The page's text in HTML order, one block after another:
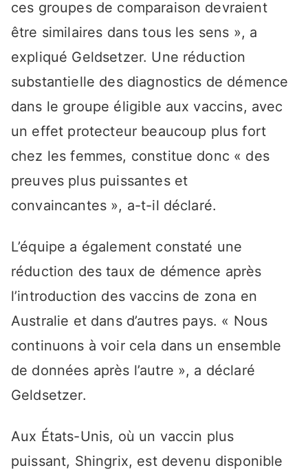
ces groupes de comparaison devraient
être similaires dans tous les sens », a
expliqué Geldsetzer. Une réduction
substantielle des diagnostics de démence
dans le groupe éligible aux vaccins, avec
un effet protecteur beaucoup plus fort
chez les femmes, constitue donc « des
preuves plus puissantes et
convaincantes », a-t-il déclaré.
L’équipe a également constaté une
réduction des taux de démence après
l’introduction des vaccins de zona en
Australie et dans d’autres pays. « Nous
continuons à voir cela dans un ensemble
de données après l’autre », a déclaré
Geldsetzer.
Aux États-Unis, où un vaccin plus
puissant, Shingrix, est devenu disponible